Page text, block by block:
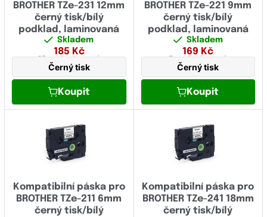
šířka 38 mm(1)
BROTHER TZe-231 12mm
černý tisk/bílý
podklad, laminovaná
Skladem
185 Kč
12 mmlaminovaná
Černý tisk
Koupit
BROTHER TZe-221 9mm
černý tisk/bílý
podklad, laminovaná
Skladem
169 Kč
9 mmlaminovaná
Černý tisk
Koupit
Kompatibilní páska pro
BROTHER TZe-211 6mm
černý tisk/bílý
Kompatibilní páska pro
BROTHER TZe-241 18mm
černý tisk/bílý